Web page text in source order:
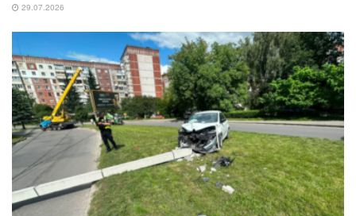
29.07.2026